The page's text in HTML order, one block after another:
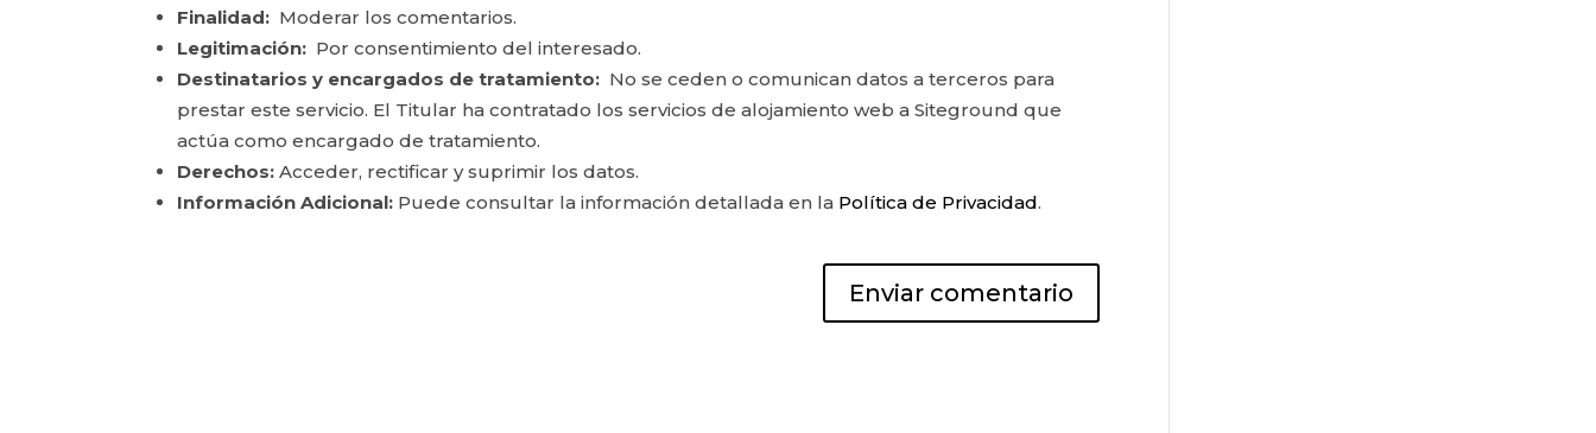
Finalidad: Moderar los comentarios.
Legitimación: Por consentimiento del interesado.
Destinatarios y encargados de tratamiento: No se ceden o comunican datos a terceros para
prestar este servicio. El Titular ha contratado los servicios de alojamiento web a Siteground que
actúa como encargado de tratamiento.
Derechos: Acceder, rectificar y suprimir los datos.
Información Adicional: Puede consultar la información detallada en la Política de Privacidad.